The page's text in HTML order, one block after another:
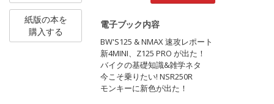
紙版の本を
購入する
電子ブック内容
BW'S125 & NMAX 速攻レポート
新4MINI、Z125 PRO が出た！
バイクの基礎知識&雑学ネタ
今こそ乗りたい! NSR250R
モンキーに新色が出た！